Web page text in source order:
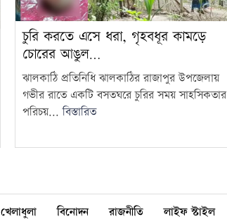
চুরি করতে এসে ধরা, গৃহবধূর কামড়ে
চোরের আঙুল…
ঝালকাঠি প্রতিনিধি ঝালকাঠির রাজাপুর উপজেলায়
গভীর রাতে একটি বসতঘরে চুরির সময় সাহসিকতার
পরিচয়...বিস্তারিত
খেলাধুলা বিনোদন রাজনীতি লাইফ স্টাইল